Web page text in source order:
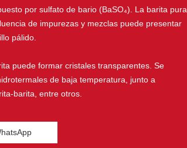
por sulfato de bario (BaSO₄). La barita pura
de impurezas y mezclas puede presentar
pálido.
puede formar cristales transparentes. Se
de baja temperatura, junto a
barita, entre otros.